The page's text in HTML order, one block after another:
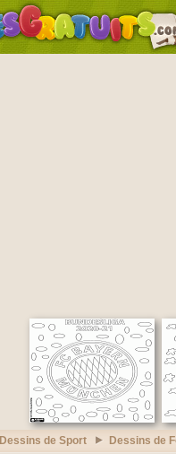
Dessins de Sport Dessins de